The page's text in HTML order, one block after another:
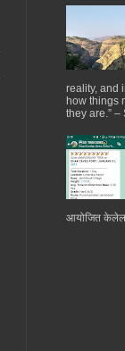
reality, and
how things
they are.” –
आयोजित